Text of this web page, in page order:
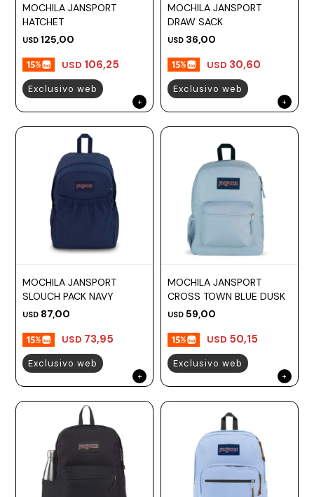
MOCHILA JANSPORT
HATCHET
USD 125,00
USD 106,25
Exclusivo web
MOCHILA JANSPORT
DRAW SACK
USD 36,00
USD 30,60
Exclusivo web
MOCHILA JANSPORT
SLOUCH PACK NAVY
USD 87,00
USD 73,95
Exclusivo web
MOCHILA JANSPORT
CROSS TOWN BLUE DUSK
USD 59,00
USD 50,15
Exclusivo web